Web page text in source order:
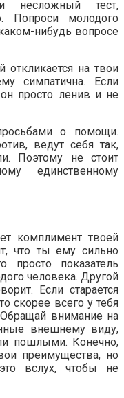
несложный тест,
Попроси молодого
нибудь вопросе
на твои
симпатична. Если
просто ленив и не
о помощи.
ведут себя так,
Поэтому не стоит
единственному
комплимент твоей
что ты ему сильно
просто показатель
человека. Другой
Если старается
скорее всего у тебя
внимание на
внешнему виду,
пошлыми. Конечно,
преимущества, но
вслух, чтобы не